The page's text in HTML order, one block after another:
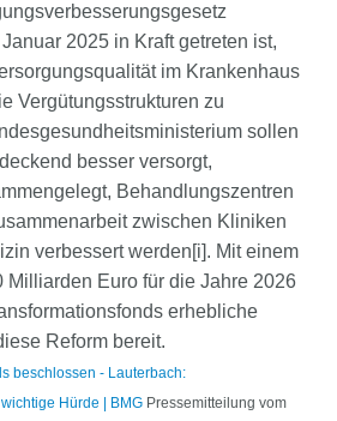
2025 in Kraft getreten ist,
im Krankenhaus
Vergütungsstrukturen zu
sollen
besser versorgt,
Behandlungszentren
zwischen Kliniken
verbessert werden[i]. Mit einem
Milliarden Euro für die Jahre 2026
erhebliche
Reform bereit.
beschlossen - Lauterbach:
Hürde | BMG Pressemitteilung vom